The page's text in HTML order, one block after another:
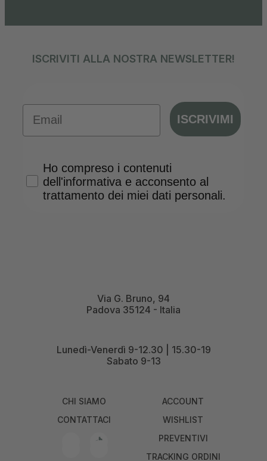
ISCRIVITI ALLA NOSTRA NEWSLETTER!
ISCRIVIMI
Privacy Policy
Ho compreso i contenuti
dell'informativa e acconsento al
trattamento dei miei dati personali.
Via G. Bruno, 94
Padova 35124 - Italia
Lunedì-Venerdì 9-12.30 | 15.30-19
Sabato 9-13
CHI SIAMO
CONTATTACI
ACCOUNT
WISHLIST
PREVENTIVI
TRACKING ORDINI